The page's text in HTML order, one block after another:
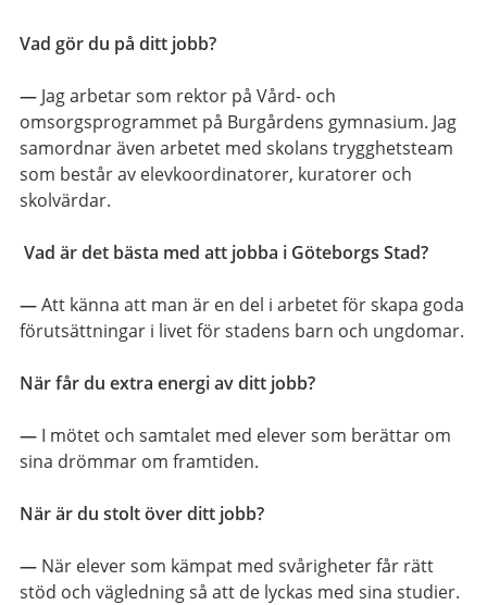
Vad gör du på ditt jobb?
— Jag arbetar som rektor på Vård- och
omsorgsprogrammet på Burgårdens gymnasium. Jag
samordnar även arbetet med skolans trygghetsteam
som består av elevkoordinatorer, kuratorer och
skolvärdar.
Vad är det bästa med att jobba i Göteborgs Stad?
—Att känna att man är en del i arbetet för skapa goda
förutsättningar i livet för stadens barn och ungdomar.
När får du extra energi av ditt jobb?
— I mötet och samtalet med elever som berättar om
sina drömmar om framtiden.
När är du stolt över ditt jobb?
— När elever som kämpat med svårigheter får rätt
stöd och vägledning så att de lyckas med sina studier.